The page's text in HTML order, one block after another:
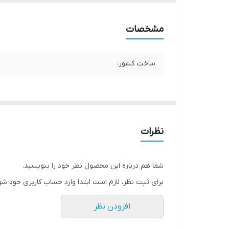
مشخصات
ساخت کشور:
نظرات
شما هم درباره این محصول نظر خود را بنویسید.
برای ثبت نظر، لازم است ابتدا وارد حساب کاربری خود
افزودن نظر